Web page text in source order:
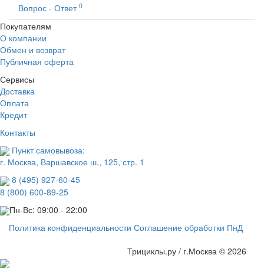
Вопрос - Ответ 0
Покупателям
О компании
Обмен и возврат
Публичная оферта
Сервисы
Доставка
Оплата
Кредит
Контакты
Пункт самовывоза:
г. Москва, Варшавское ш., 125, стр. 1
8 (495) 927-60-45
8 (800) 600-89-25
Пн-Вс: 09:00 - 22:00
Политика конфиденциальности Соглашение обработки ПнД
Трициклы.ру / г.Москва © 2026